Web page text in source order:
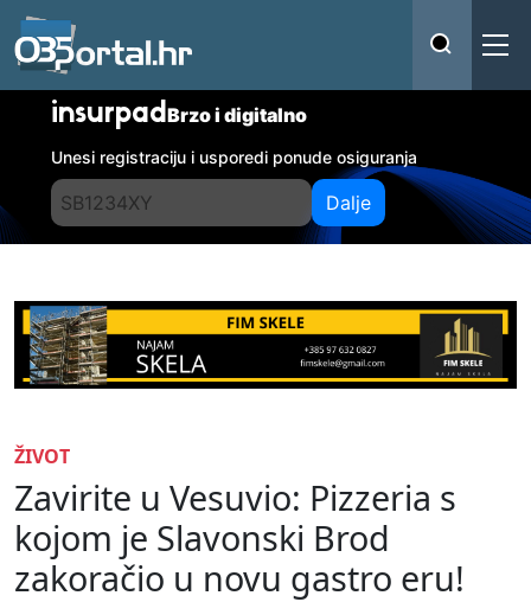
insurpadBrzo i digitalno
Unesi registraciju i usporedi ponude osiguranja
Dalje
ŽIVOT
Zavirite u Vesuvio: Pizzeria s
kojom je Slavonski Brod
zakoračio u novu gastro eru!